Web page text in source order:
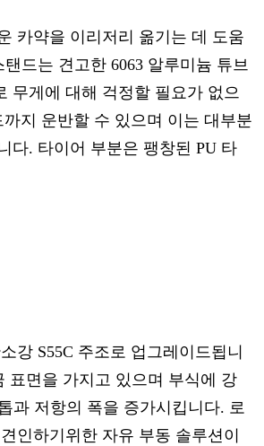
카약을 이리저리 옮기는 데 도움
드는 견고한 6063 알루미늄 튜브
무게에 대해 걱정할 필요가 없으
까지 운반할 수 있으며 이는 대부분
다. 타이어 부분은 팽창된 PU 타
강 S55C 주조로 업그레이드됩니
표면을 가지고 있으며 부식에 강
과 저항의 폭을 증가시킵니다. 로
인하기위한 자유 부동 솔루션이